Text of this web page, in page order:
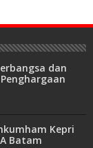
dan
Kepri
Batam